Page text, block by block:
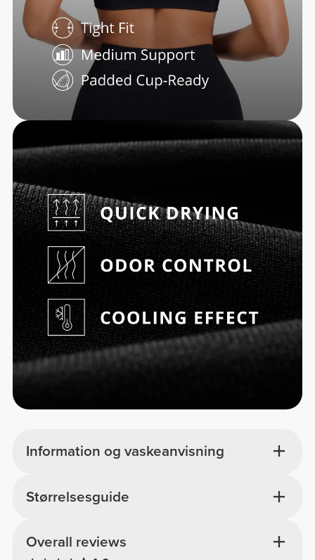
Information og vaskeanvisning
Overall reviews
Størrelsesguide